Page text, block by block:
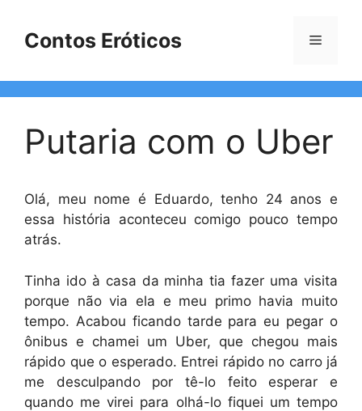
Contos Eróticos Menu
Putaria com o Uber
Olá, meu nome é Eduardo, tenho 24 anos e
essa história aconteceu comigo pouco tempo
atrás.
Tinha ido à casa da minha tia fazer uma visita
porque não via ela e meu primo havia muito
tempo. Acabou ficando tarde para eu pegar o
ônibus e chamei um Uber, que chegou mais
rápido que o esperado. Entrei rápido no carro já
me desculpando por tê-lo feito esperar e
quando me virei para olhá-lo fiquei um tempo